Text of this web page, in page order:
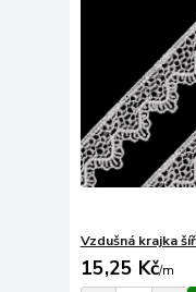
Vzdušná krajka
15,25 Kč/m